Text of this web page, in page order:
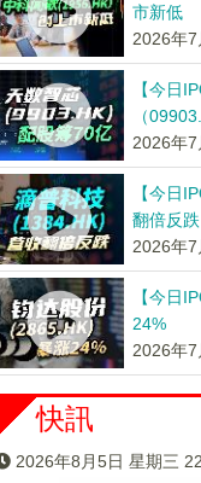
市新低
2026年
【今日
（
2026年
【今日
翻倍反跌
2026年
【今日
24%
2026年
快訊
2026年8月5日 星期三